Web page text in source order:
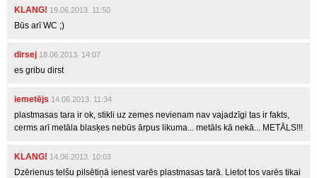
KLANG! 19.06.2013. 11:50
Būs arī WC ;)
dirsej 18.06.2013. 14:07
es gribu dirst
iemetējs 14.06.2013. 11:34
plastmasas tara ir ok, stikli uz zemes nevienam nav vajadzīgi tas ir fakts,
cerms arī metāla blasķes nebūs ārpus likuma... metāls kā nekā... METĀLS!!!
KLANG! 14.06.2013. 10:03
Dzērienus telšu pilsētiņā ienest varēs plastmasas tarā. Lietot tos varēs tikai